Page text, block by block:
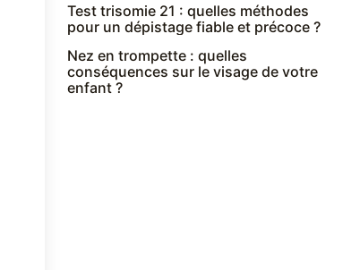
Test trisomie 21 : quelles méthodes
pour un dépistage fiable et précoce ?
Nez en trompette : quelles
conséquences sur le visage de votre
enfant ?